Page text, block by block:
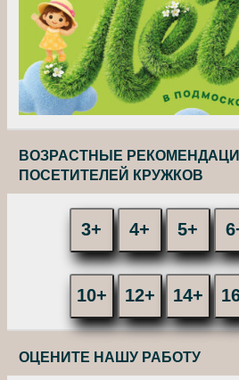
ВОЗРАСТНЫЕ
ПОСЕТИТЕЛЕЙ КРУЖКОВ
3+ 4+ 5+
10+ 12+ 14+
ОЦЕНИТЕ НАШУ РАБОТУ